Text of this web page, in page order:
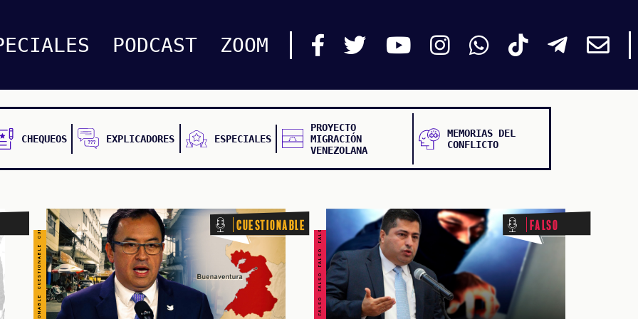
PODCAST ZOOM
CHEQUEOS EXPLICADORES ESPECIALES
PROYECTO
MIGRACIÓN
VENEZOLANA
MEMORIAS DEL
CONFLICTO
CUESTIONABLE CUESTIONABLE CUESTIONABLE CUESTIONABLE CUESTIONABLE CUESTIONABLE CUESTIONABLE Cuestionable FALSO FALSO FALSO FALSO FALSO FALSO FALSO Falso